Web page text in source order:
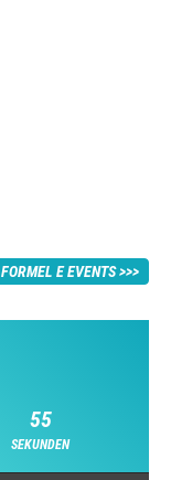
FORMEL E EVENTS
54
SEKUNDEN